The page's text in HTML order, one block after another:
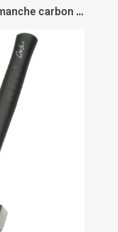
Marteaux de menuisier manche carbon et hickory 400 - MOB